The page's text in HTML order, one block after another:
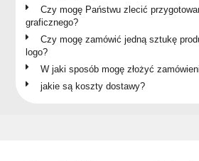
Czy mogę Państwu zlecić
graficznego?
Czy mogę zamówić jedną sztukę
logo?
W jaki sposób mogę złożyć
jakie są koszty dostawy?